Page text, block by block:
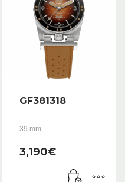
GF381318
39 mm
3,190€